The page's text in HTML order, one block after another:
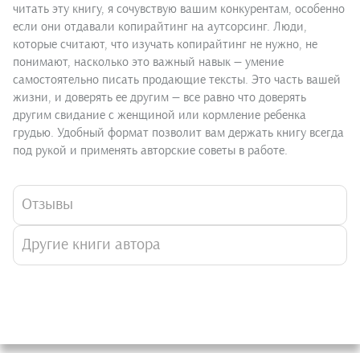
читать эту книгу, я сочувствую вашим конкурентам, особенно
если они отдавали копирайтинг на аутсорсинг. Люди,
которые считают, что изучать копирайтинг не нужно, не
понимают, насколько это важный навык — умение
самостоятельно писать продающие тексты. Это часть вашей
жизни, и доверять ее другим — все равно что доверять
другим свидание с женщиной или кормление ребенка
грудью. Удобный формат позволит вам держать книгу всегда
под рукой и применять авторские советы в работе.
Отзывы
Другие книги автора